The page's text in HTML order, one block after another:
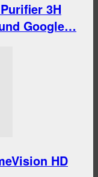
3H
Google…
HD